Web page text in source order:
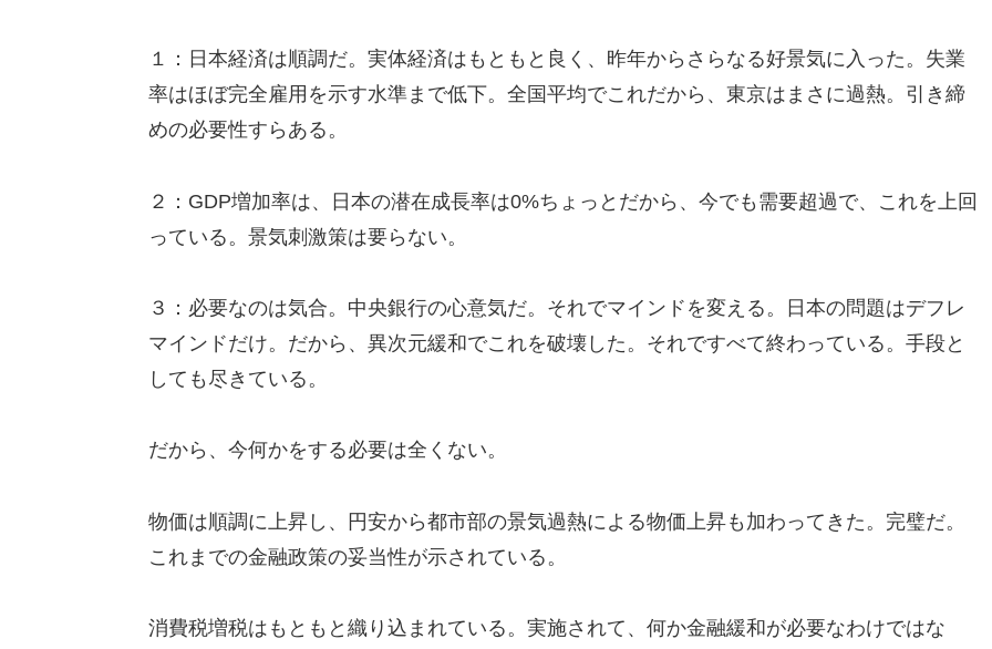
１：日本経済は順調だ。実体経済はもともと良く、昨年からさらなる好景気に入った。失業
率はほぼ完全雇用を示す水準まで低下。全国平均でこれだから、東京はまさに過熱。引き締
めの必要性すらある。
２：GDP増加率は、日本の潜在成長率は0%ちょっとだから、今でも需要超過で、これを上回
っている。景気刺激策は要らない。
３：必要なのは気合。中央銀行の心意気だ。それでマインドを変える。日本の問題はデフレ
マインドだけ。だから、異次元緩和でこれを破壊した。それですべて終わっている。手段と
しても尽きている。
だから、今何かをする必要は全くない。
物価は順調に上昇し、円安から都市部の景気過熱による物価上昇も加わってきた。完璧だ。
これまでの金融政策の妥当性が示されている。
消費税増税はもともと織り込まれている。実施されて、何か金融緩和が必要なわけではな